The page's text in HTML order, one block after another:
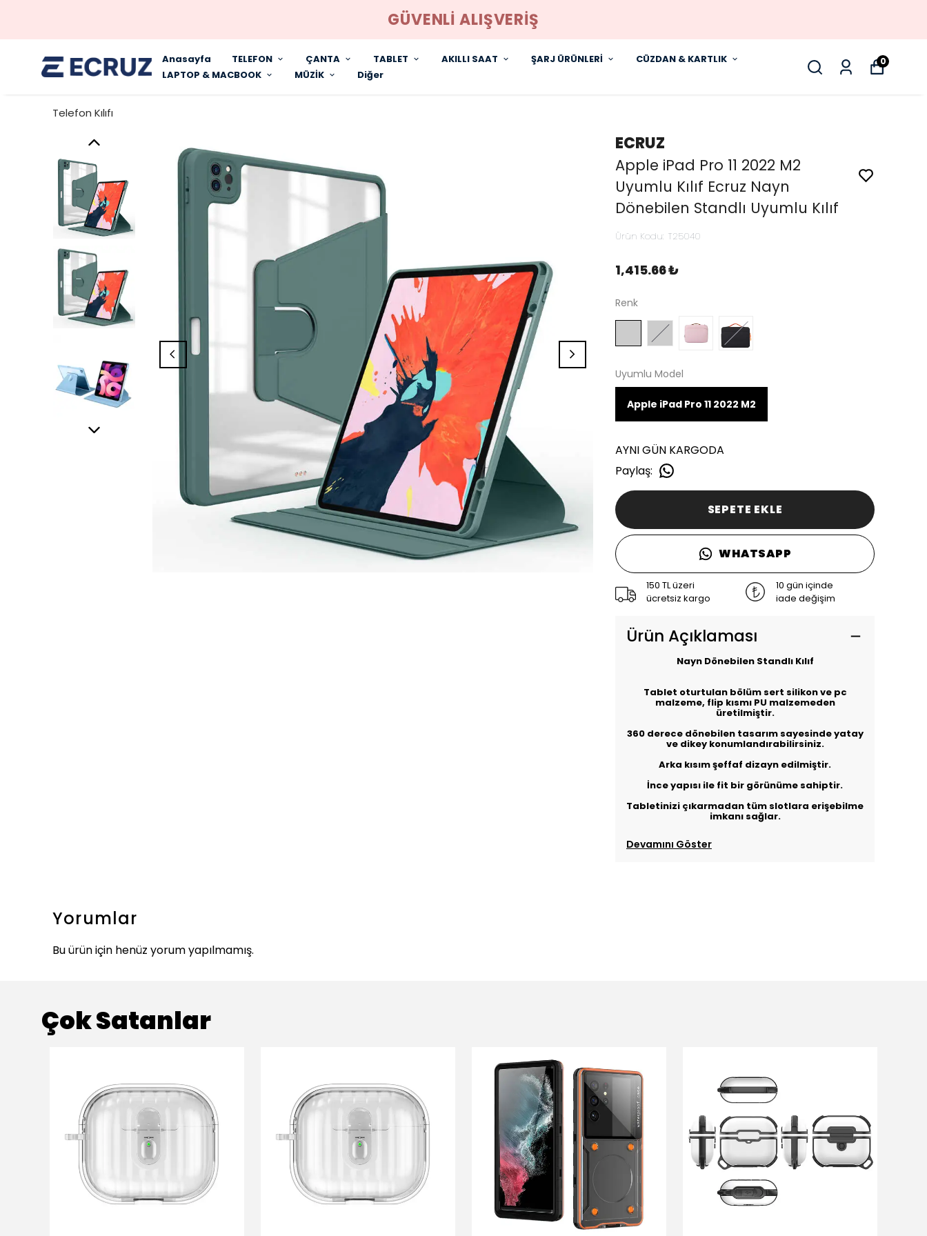
GÜVENLİ ALIŞVERİŞ
Anasayfa TELEFON ÇANTA TABLET AKILLI SAAT ŞARJ ÜRÜNLERİ
CÜZDAN & KARTLIK
LAPTOP & MACBOOK
MÜZİK Diğer
0
Telefon Kılıfı
ECRUZ
Apple iPad Pro 11 2022 M2
Uyumlu Kılıf Ecruz Nayn
Dönebilen Standlı Uyumlu Kılıf
Ürün Kodu: T25040
1,415.66 ₺
Renk
Uyumlu Model
Apple iPad Pro 11 2022 M2
AYNI GÜN KARGODA
Paylaş:
SEPETE EKLE
WHATSAPP
150 TL üzeri
ücretsiz kargo
10 gün içinde
iade değişim
Ürün Açıklaması
​Nayn Dönebilen Standlı Kılıf
Tablet oturtulan bölüm sert silikon ve pc
malzeme, flip kısmı PU malzemeden
üretilmiştir.
360 derece dönebilen tasarım sayesinde yatay
ve dikey konumlandırabilirsiniz.
Arka kısım şeffaf dizayn edilmiştir.
İnce yapısı ile fit bir görünüme sahiptir.
Tabletinizi çıkarmadan tüm slotlara erişebilme
imkanı sağlar.
Devamını Göster
Yorumlar
Bu ürün için henüz yorum yapılmamış.
Çok Satanlar